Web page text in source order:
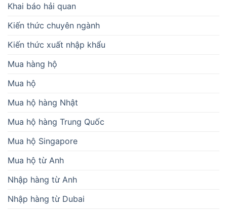
Khai báo hải quan
Kiến thức chuyên ngành
Kiến thức xuất nhập khẩu
Mua hàng hộ
Mua hộ
Mua hộ hàng Nhật
Mua hộ hàng Trung Quốc
Mua hộ Singapore
Mua hộ từ Anh
Nhập hàng từ Anh
Nhập hàng từ Dubai